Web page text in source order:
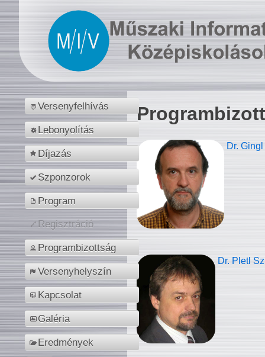
Versenyfelhívás
Lebonyolítás
Díjazás
Szponzorok
Program
Regisztráció
Programbizottság
Versenyhelyszín
Kapcsolat
Galéria
Eredmények
Dr.
Dr. Pletl